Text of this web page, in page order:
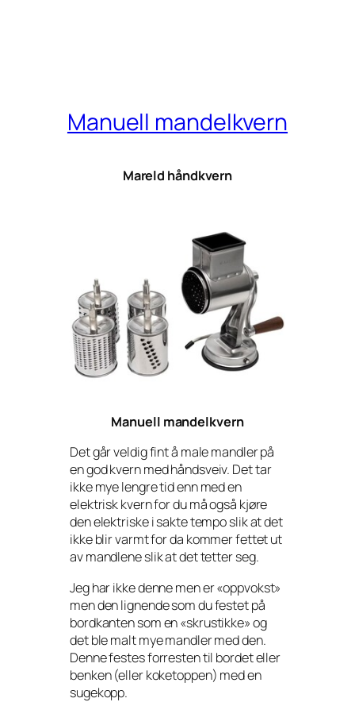
Manuell mandelkvern
Mareld håndkvern
Manuell mandelkvern
Det går veldig fint å male mandler på
en god kvern med håndsveiv. Det tar
ikke mye lengre tid enn med en
elektrisk kvern for du må også kjøre
den elektriske i sakte tempo slik at det
ikke blir varmt for da kommer fettet ut
av mandlene slik at det tetter seg.
Jeg har ikke denne men er «oppvokst»
men den lignende som du festet på
bordkanten som en «skrustikke» og
det ble malt mye mandler med den.
Denne festes forresten til bordet eller
benken (eller koketoppen) med en
sugekopp.